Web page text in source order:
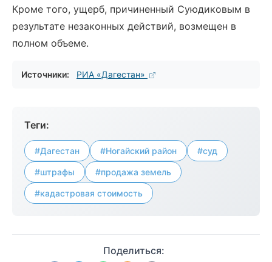
Кроме того, ущерб, причиненный Суюдиковым в
результате незаконных действий, возмещен в
полном объеме.
Источники: РИА «Дагестан»
Теги:
#Дагестан #Ногайский район #суд
#штрафы #продажа земель
#кадастровая стоимость
Поделиться: